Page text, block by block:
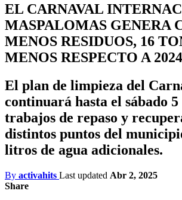
EL CARNAVAL
MASPALOMAS GENERA
MENOS RESIDUOS, 16
MENOS RESPECTO A 2024
El plan de limpieza del
continuará hasta el sábado
trabajos de repaso y
distintos puntos del
litros de agua adicionales.
By activahits Last updated Abr 2, 2025
Share